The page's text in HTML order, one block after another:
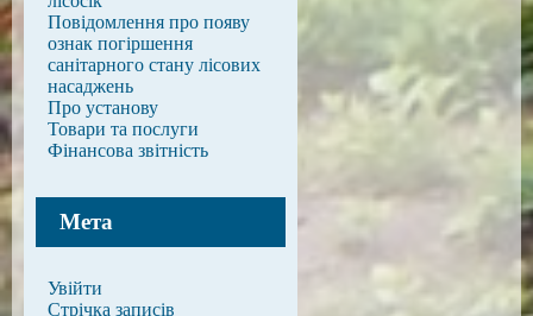
Повідомлення про появу
ознак погіршення
санітарного стану лісових
насаджень
Про установу
Товари та послуги
Фінансова звітність
Мета
Увійти
Стрічка записів